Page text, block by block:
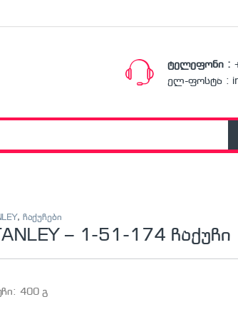
ტელეფონი :
ელ-ფოსტა :
, ჩაქუჩები
– 1-51-174 ჩაქუჩი
400 გ